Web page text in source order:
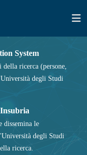
System
della ricerca (persone,
degli Studi
dissemina le
degli Studi
ricerca.